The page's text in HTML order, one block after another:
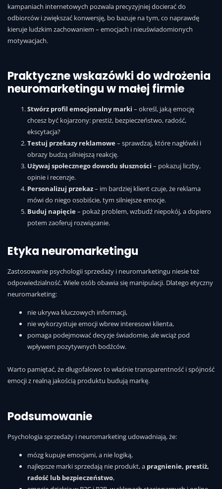
kampaniach internetowych pozwala precyzyjniej docierać do
odbiorców i zwiększać konwersję, bo bazuje na tym, co naprawdę
kieruje ludzkim zachowaniem – emocjach i nieuświadomionych
motywacjach.
Praktyczne wskazówki do wdrożenia
neuromarketingu w małej firmie
Stwórz profil emocjonalny marki – określ, jaką emocję
chcesz być kojarzony: prestiż, bezpieczeństwo, radość,
ekscytacja?
Testuj przekazy reklamowe– sprawdzaj, które nagłówki i
obrazy budzą silniejszą reakcję.
Używaj społecznego dowodu słuszności – pokazuj liczby,
opinie i recenzje.
Personalizuj przekaz– im bardziej klient czuje, że reklama
mówi do niego osobiście, tym silniejsze emocje.
Buduj napięcie– pokaż problem, wzbudź niepokój, a dopiero
potem zaoferuj rozwiązanie.
Etyka neuromarketingu
Zastosowanie psychologii sprzedaży i neuromarketingu niesie też
odpowiedzialność. Wiele osób obawia się manipulacji. Dlatego etyczny
neuromarketing:
nie ukrywa kluczowych informacji,
nie wykorzystuje emocji wbrew interesowi klienta,
pomaga podejmować decyzje świadomie, ale wciąż pod
wpływem pozytywnych bodźców.
Warto pamiętać, że długofalowo to właśnie transparentność i spójność
emocji z realną jakością produktu budują markę.
Podsumowanie
Psychologia sprzedaży i neuromarketing udowadniają, że:
mózg kupuje emocjami, a nie logiką,
najlepsze marki sprzedają nie produkt, a pragnienie, prestiż,
radość lub bezpieczeństwo,